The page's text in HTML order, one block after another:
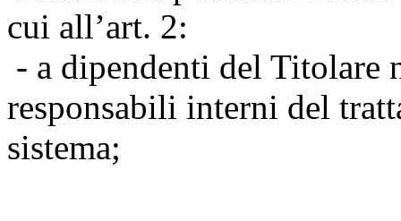
cui all’art. 2:
- a dipendenti del Titolare
responsabili interni del
sistema;